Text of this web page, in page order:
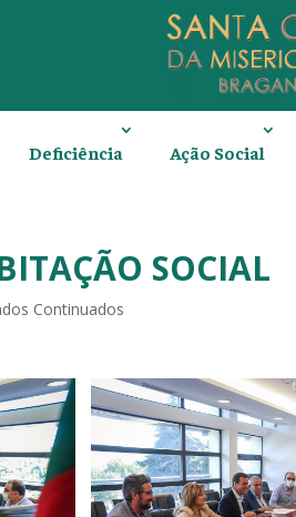
Deficiência Ação Social
SOCIAL
Continuados